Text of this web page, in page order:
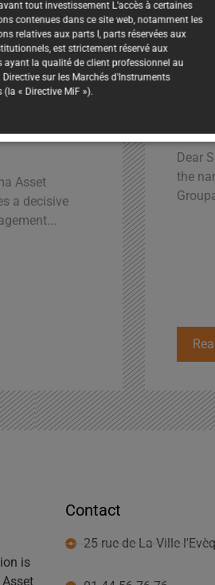
a
Asset
a decisive
28/01/
Dear
the
is
Contact
25 rue de La Ville
tout investissement L’accès à certaines
contenues dans ce site web, notamment les
relatives aux parts I, parts réservées aux
est strictement réservé aux
ayant la qualité de client professionnel au
Directive sur les Marchés d'Instruments
(la « Directive MiF »).